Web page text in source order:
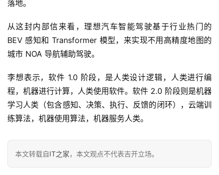
家
车
讯
报
专
吉
落地。
从这封内部信来看，理想汽车智能驾驶基于行业热门的
BEV 感知和 Transformer 模型，来实现不用高精度地图的
城市 NOA 导航辅助驾驶。
李想表示，软件 1.0 阶段，是人类设计逻辑，人类进行编
程，机器进行计算，人类使用软件。软件 2.0 阶段则是机器
学习人类（包含感知、决策、执行、反馈的闭环），云端训
练算法，机器使用算法，机器服务人类。
本文转载自IT之家，本文观点不代表吉开立场。